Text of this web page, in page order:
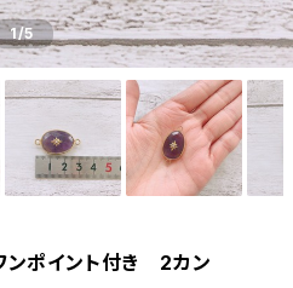
1/5
ポイント付き 2カン